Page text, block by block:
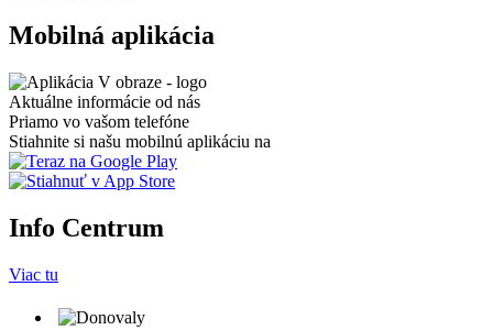
Mobilná aplikácia
Aktuálne informácie od nás
Priamo vo vašom telefóne
Stiahnite si našu mobilnú aplikáciu na
Info Centrum
Viac tu